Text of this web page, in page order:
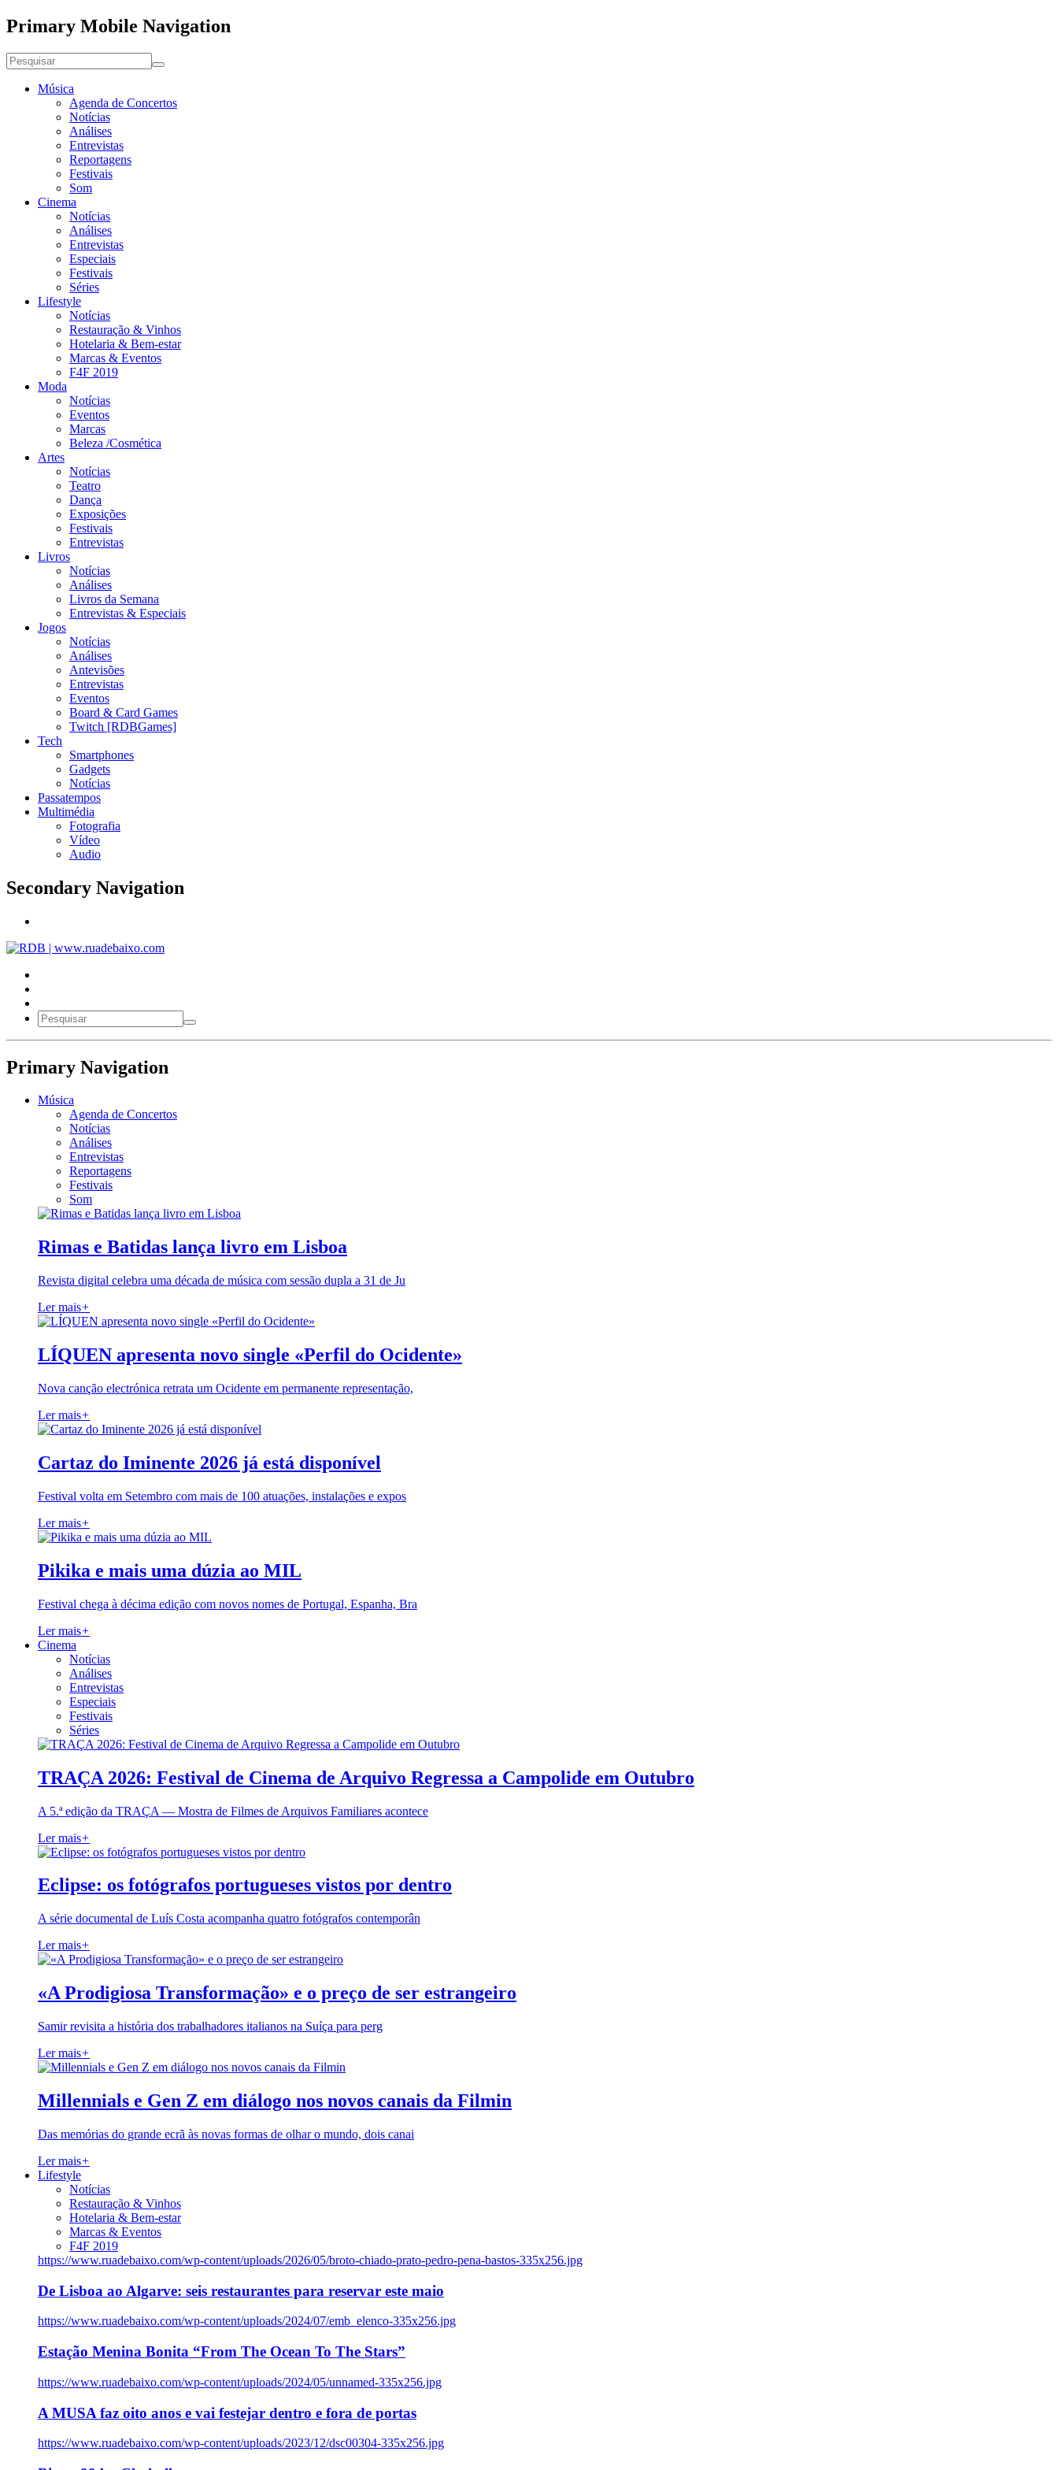
Primary Mobile Navigation
Música
Agenda de Concertos
Notícias
Análises
Entrevistas
Reportagens
Festivais
Som
Cinema
Notícias
Análises
Entrevistas
Especiais
Festivais
Séries
Lifestyle
Notícias
Restauração & Vinhos
Hotelaria & Bem-estar
Marcas & Eventos
F4F 2019
Moda
Notícias
Eventos
Marcas
Beleza /Cosmética
Artes
Notícias
Teatro
Dança
Exposições
Festivais
Entrevistas
Livros
Notícias
Análises
Livros da Semana
Entrevistas & Especiais
Jogos
Notícias
Análises
Antevisões
Entrevistas
Eventos
Board & Card Games
Twitch [RDBGames]
Tech
Smartphones
Gadgets
Notícias
Passatempos
Multimédia
Fotografia
Vídeo
Audio
Secondary Navigation
Primary Navigation
Música
Agenda de Concertos
Notícias
Análises
Entrevistas
Reportagens
Festivais
Som
Rimas e Batidas lança livro em Lisboa
Revista digital celebra uma década de música com sessão dupla a 31 de Ju
Ler mais+
LÍQUEN apresenta novo single «Perfil do Ocidente»
Nova canção electrónica retrata um Ocidente em permanente representação,
Ler mais+
Cartaz do Iminente 2026 já está disponível
Festival volta em Setembro com mais de 100 atuações, instalações e expos
Ler mais+
Pikika e mais uma dúzia ao MIL
Festival chega à décima edição com novos nomes de Portugal, Espanha, Bra
Ler mais+
Cinema
Notícias
Análises
Entrevistas
Especiais
Festivais
Séries
TRAÇA 2026: Festival de Cinema de Arquivo Regressa a Campolide em Outubro
A 5.ª edição da TRAÇA — Mostra de Filmes de Arquivos Familiares acontece
Ler mais+
Eclipse: os fotógrafos portugueses vistos por dentro
A série documental de Luís Costa acompanha quatro fotógrafos contemporân
Ler mais+
«A Prodigiosa Transformação» e o preço de ser estrangeiro
Samir revisita a história dos trabalhadores italianos na Suíça para perg
Ler mais+
Millennials e Gen Z em diálogo nos novos canais da Filmin
Das memórias do grande ecrã às novas formas de olhar o mundo, dois canai
Ler mais+
Lifestyle
Notícias
Restauração & Vinhos
Hotelaria & Bem-estar
Marcas & Eventos
F4F 2019
https://www.ruadebaixo.com/wp-content/uploads/2026/05/broto-chiado-prato-pedro-pena-bastos-335x256.jpg
De Lisboa ao Algarve: seis restaurantes para reservar este maio
https://www.ruadebaixo.com/wp-content/uploads/2024/07/emb_elenco-335x256.jpg
Estação Menina Bonita “From The Ocean To The Stars”
https://www.ruadebaixo.com/wp-content/uploads/2024/05/unnamed-335x256.jpg
A MUSA faz oito anos e vai festejar dentro e fora de portas
https://www.ruadebaixo.com/wp-content/uploads/2023/12/dsc00304-335x256.jpg